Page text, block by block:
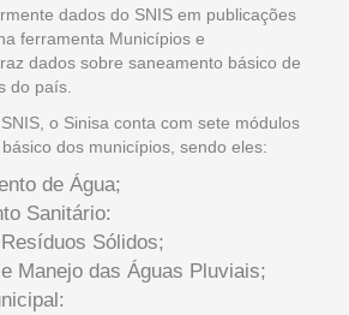
dados do SNIS em publicações
ferramenta Municípios e
dados sobre saneamento básico de
do país.
o Sinisa conta com sete módulos
dos municípios, sendo eles:
de Água;
Sanitário:
Sólidos;
Manejo das Águas Pluviais;